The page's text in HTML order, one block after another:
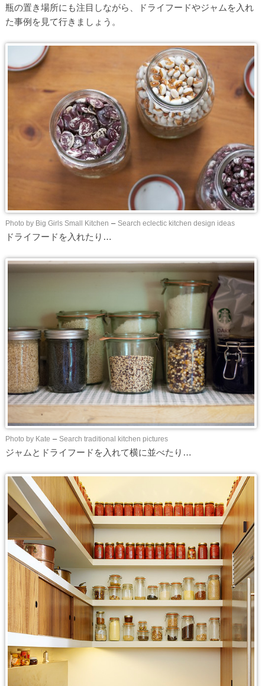
瓶の置き場所にも注目しながら、ドライフードやジャムを入れ
た事例を見て行きましょう。
Photo by Big Girls Small Kitchen – Search eclectic kitchen design ideas
ドライフードを入れたり…
Photo by Kate – Search traditional kitchen pictures
ジャムとドライフードを入れて横に並べたり…